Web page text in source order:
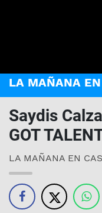
LA MAÑANA
Saydis
GOT
LA MAÑANA EN